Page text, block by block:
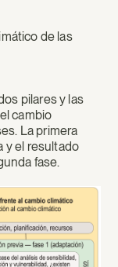
de las
pilares y las
cambio
La primera
y el resultado
fase.